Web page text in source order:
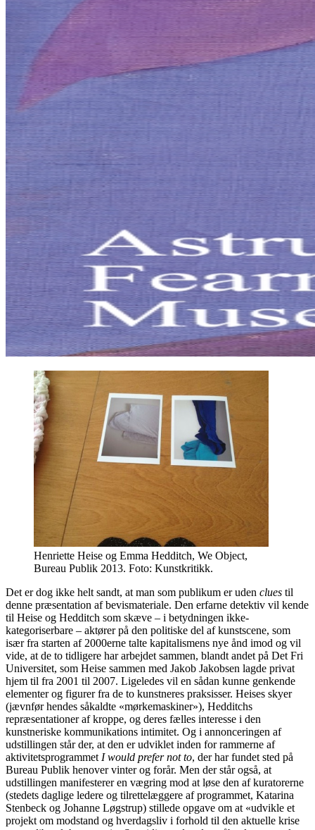
Henriette Heise og Emma Hedditch, We Object,
Bureau Publik 2013. Foto: Kunstkritikk.
Det er dog ikke helt sandt, at man som publikum er uden clues til
denne præsentation af bevismateriale. Den erfarne detektiv vil kende
til Heise og Hedditch som skæve – i betydningen ikke-
kategoriserbare – aktører på den politiske del af kunstscene, som
især fra starten af 2000erne talte kapitalismens nye ånd imod og vil
vide, at de to tidligere har arbejdet sammen, blandt andet på Det Fri
Universitet, som Heise sammen med Jakob Jakobsen lagde privat
hjem til fra 2001 til 2007. Ligeledes vil en sådan kunne genkende
elementer og figurer fra de to kunstneres praksisser. Heises skyer
(jævnfør hendes såkaldte «mørkemaskiner»), Hedditchs
repræsentationer af kroppe, og deres fælles interesse i den
kunstneriske kommunikations intimitet. Og i annonceringen af
udstillingen står der, at den er udviklet inden for rammerne af
aktivitetsprogrammet I would prefer not to, der har fundet sted på
Bureau Publik henover vinter og forår. Men der står også, at
udstillingen manifesterer en vægring mod at løse den af kuratorerne
(stedets daglige ledere og tilrettelæggere af programmet, Katarina
Stenbeck og Johanne Løgstrup) stillede opgave om at «udvikle et
projekt om modstand og hverdagsliv i forhold til den aktuelle krise